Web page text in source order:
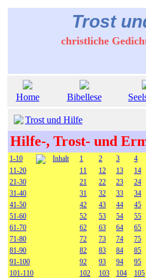
Trost
christliche
Home Bibellese
Trost und Hilfe
Hilfe-, Trost- und
1-10 Inhalt 1 2 3 4
11-20
11 12 13 14
21-30
21 22 23 24
31-40
31 32 33 34
41-50
42 43 44 45
51-60
52 53 54 55
61-70
62 63 64 65
71-80
72 73 74 75
81-90
82 83 84 85
91-100
92 93 94 95
101-110
102 103 104 105